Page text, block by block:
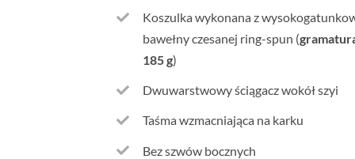
Koszulka wykonana z
bawełny czesanej ring-spun (
185 g)
Dwuwarstwowy ściągacz wokół szyi
Taśma wzmacniająca na karku
Bez szwów bocznych